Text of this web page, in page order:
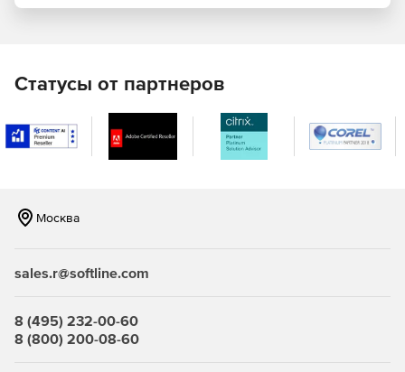
Статусы от партнеров
Москва
sales.r@softline.com
8 (495) 232-00-60
8 (800) 200-08-60